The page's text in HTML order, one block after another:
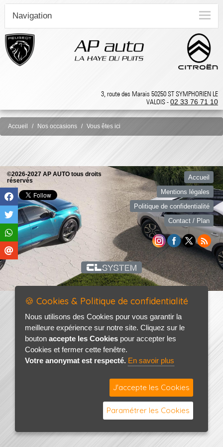
Navigation
3, route des Marais 50250 ST SYMPHORIEN LE
VALOIS -02 33 76 71 10
Accueil Nos occasions Vous êtes ici
©2026-2027 AP AUTO tous droits
réservés
Accueil
Mentions légales
Politique de confidentialité
Contact / Plan
🍪 Cookies & Politique de confidentialité
Nous utilisons des Cookies pour vous garantir la
meilleure expérience sur notre site. Cliquez sur le
bouton accepte les Cookies pour accepter les
Cookies et fermer cette fenêtre.
Votre anonymat est respecté. En savoir plus
J'accepte les Cookies
Paramétrer les Cookies